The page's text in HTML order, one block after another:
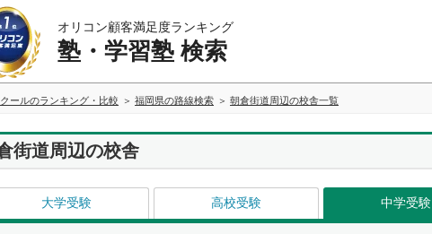
オリコン顧客満足度ランキング
塾・学習塾 検索
ールのランキング・比較 福岡県の路線検索 朝倉街道周辺の校舎一覧
街道周辺の校舎
大学受験 高校受験 中学受験